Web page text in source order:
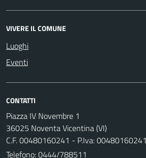
VIVERE IL COMUNE
Luoghi
Eventi
CONTATTI
Piazza IV Novembre 1
36025 Noventa Vicentina (VI)
C.F. 00480160241 - P.Iva: 00480160241
Telefono:0444/788511